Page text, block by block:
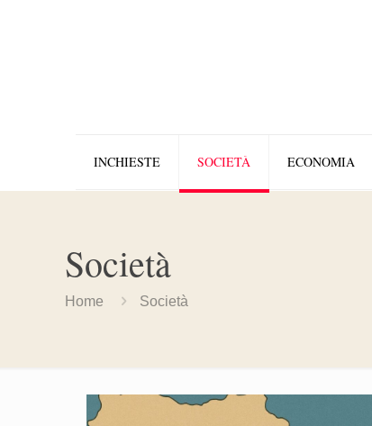
INCHIESTE SOCIETÀ ECONOMIA
Società
Home Società